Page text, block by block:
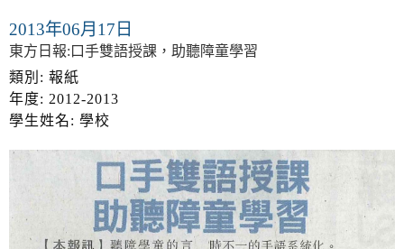
2013年06月17日
東方日報:口手雙語授課，助聽障童學習
類別: 報紙
年度: 2012-2013
學生姓名: 學校